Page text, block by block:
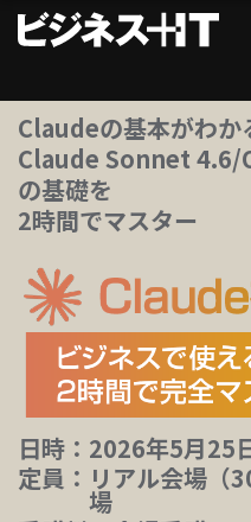
Claudeの基本がわか
Claude Sonnet
の基礎を
2時間でマスター
日時： 2026年5月25
定員： リアル会場（
場